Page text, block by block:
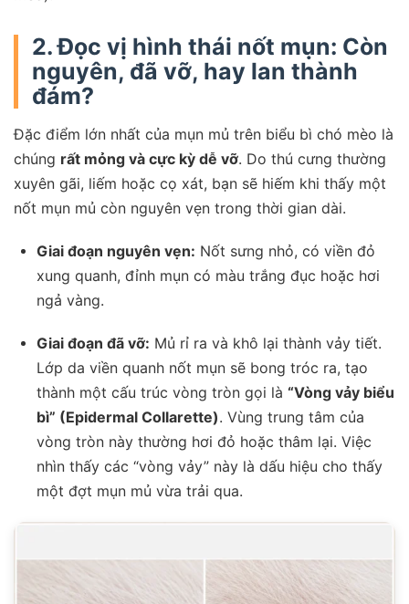
2. Đọc vị hình thái nốt mụn: Còn
nguyên, đã vỡ, hay lan thành
đám?
Đặc điểm lớn nhất của mụn mủ trên biểu bì chó mèo là
chúng rất mỏng và cực kỳ dễ vỡ. Do thú cưng thường
xuyên gãi, liếm hoặc cọ xát, bạn sẽ hiếm khi thấy một
nốt mụn mủ còn nguyên vẹn trong thời gian dài.
Giai đoạn nguyên vẹn: Nốt sưng nhỏ, có viền đỏ
xung quanh, đỉnh mụn có màu trắng đục hoặc hơi
ngả vàng.
Giai đoạn đã vỡ: Mủ rỉ ra và khô lại thành vảy tiết.
Lớp da viền quanh nốt mụn sẽ bong tróc ra, tạo
thành một cấu trúc vòng tròn gọi là “Vòng vảy biểu
bì” (Epidermal Collarette). Vùng trung tâm của
vòng tròn này thường hơi đỏ hoặc thâm lại. Việc
nhìn thấy các “vòng vảy” này là dấu hiệu cho thấy
một đợt mụn mủ vừa trải qua.